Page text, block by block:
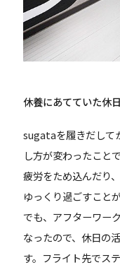
休養にあてていた休
sugataを履きだして
し方が変わったことで
疲労をため込んだり
ゆっくり過ごすこと
でも、アフターワー
なったので、休日の
す。フライト先でス